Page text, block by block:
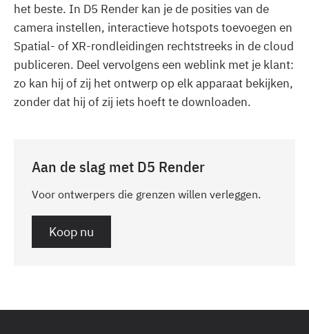
het beste. In D5 Render kan je de posities van de
camera instellen, interactieve hotspots toevoegen en
Spatial- of XR-rondleidingen rechtstreeks in de cloud
publiceren. Deel vervolgens een weblink met je klant:
zo kan hij of zij het ontwerp op elk apparaat bekijken,
zonder dat hij of zij iets hoeft te downloaden.
Aan de slag met D5 Render
Voor ontwerpers die grenzen willen verleggen.
Koop nu